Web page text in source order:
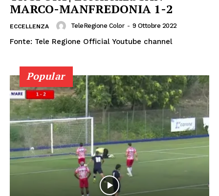
MARCO-MANFREDONIA 1-2
ECCELLENZA TeleRegione Color - 9 Ottobre 2022
Fonte: Tele Regione Official Youtube channel
Popular